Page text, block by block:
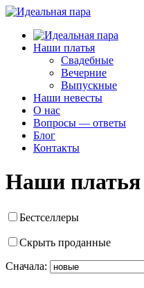
Наши платья
Свадебные
Вечерние
Выпускные
Наши невесты
О нас
Вопросы — ответы
Блог
Контакты
Наши платья
Бестселлеры
Скрыть проданные
Сначала: